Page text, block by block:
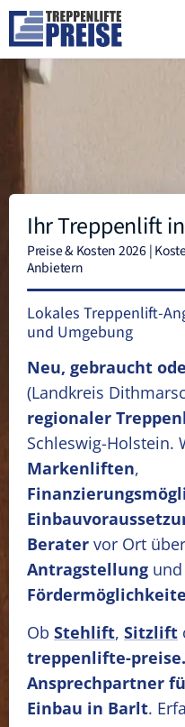
Ihr Treppenlift in
Preise & Kosten 2026 |
Anbietern
Lokales Treppenlift-
und Umgebung
Neu, gebraucht
(Landkreis
regionaler
Schleswig-Holstein.
Markenliften,
Berater vor Ort
Antragstellung
Ob Stehlift, Sitzlift
treppenlifte-
Ansprechpartner
Einbau in Barlt.